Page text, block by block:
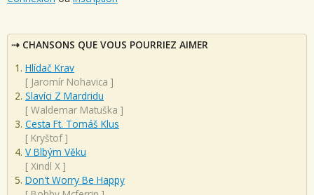
CHANSONS QUE VOUS POURRIEZ AIMER
Hlídač Krav
[ Jaromír Nohavica ]
Slavíci Z Mardridu
[ Waldemar Matuška ]
Cesta Ft. Tomáš Klus
[ Kryštof]
V Blbým Věku
[ Xindl X ]
Don't Worry Be Happy